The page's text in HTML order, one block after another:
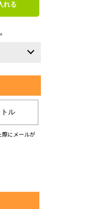
れる
トル
にメールが